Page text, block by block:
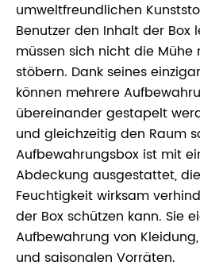
umweltfreundlichen
Benutzer den Inhalt der Box
müssen sich nicht die Mühe
stöbern. Dank seines
können mehrere
übereinander gestapelt
und gleichzeitig den Raum
Aufbewahrungsbox ist mit
Abdeckung ausgestattet,
Feuchtigkeit wirksam
der Box schützen kann. Sie
Aufbewahrung von
und saisonalen Vorräten.